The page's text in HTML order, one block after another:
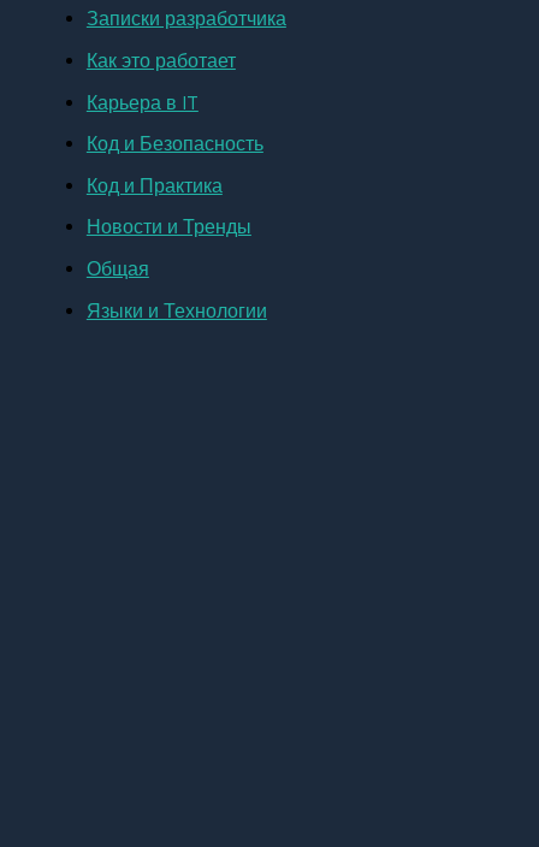
Записки разработчика
Как это работает
Карьера в IT
Код и Безопасность
Код и Практика
Новости и Тренды
Общая
Языки и Технологии